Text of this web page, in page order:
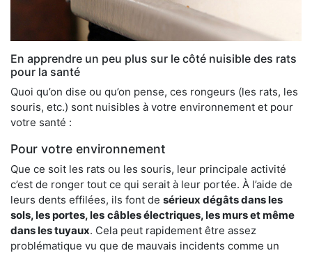
En apprendre un peu plus sur le côté nuisible des rats
pour la santé
Quoi qu’on dise ou qu’on pense, ces rongeurs (les rats, les
souris, etc.) sont nuisibles à votre environnement et pour
votre santé :
Pour votre environnement
Que ce soit les rats ou les souris, leur principale activité
c’est de ronger tout ce qui serait à leur portée. À l’aide de
leurs dents effilées, ils font de sérieux dégâts dans les
sols, les portes, les câbles électriques, les murs et même
dans les tuyaux. Cela peut rapidement être assez
problématique vu que de mauvais incidents comme un